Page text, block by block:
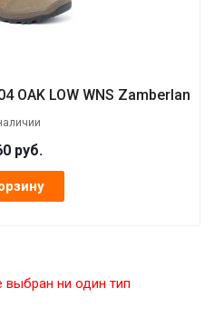
OAK LOW WNS Zamberlan
руб.
выбран ни один тип